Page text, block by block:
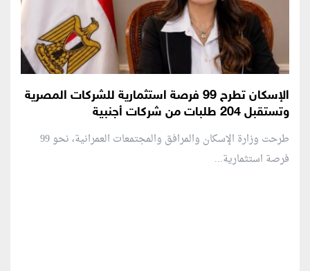
الإسكان تطرح 99 فرصة استثمارية للشركات المصرية
وتستقبل 204 طلبات من شركات أجنبية
طرحت وزارة الإسكان والمرافق والمجتمعات العمرانية، نحو 99
فرصة استثمارية...